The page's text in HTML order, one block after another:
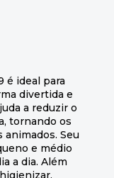
é ideal para
divertida e
a reduzir o
tornando os
Seu
e médio
a dia. Além